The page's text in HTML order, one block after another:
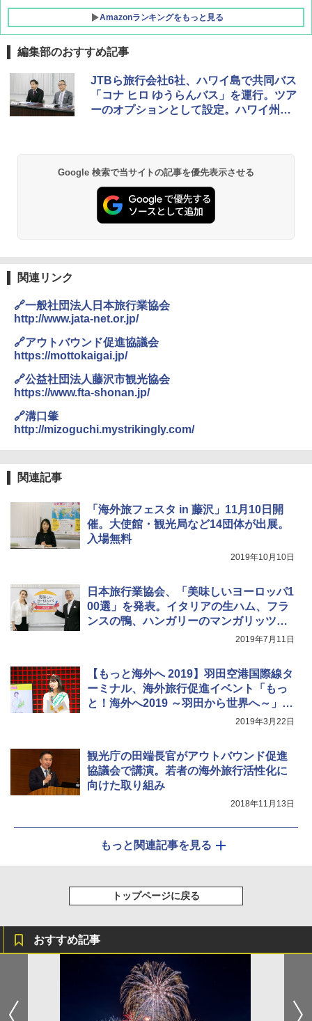
Amazonランキングをもっと見る
編集部のおすすめ記事
JTBら旅行会社6社、ハワイ島で共同バス
「コナ ヒロ ゆうらんバス」を運行。ツア
ーのオプションとして設定。ハワイ州観
Google 検索で当サイトの記事を優先表示させる
関連リンク
🔗一般社団法人日本旅行業協会
http://www.jata-net.or.jp/
🔗アウトバウンド促進協議会
https://mottokaigai.jp/
🔗公益社団法人藤沢市観光協会
https://www.fta-shonan.jp/
🔗溝口肇
http://mizoguchi.mystrikingly.com/
関連記事
「海外旅フェスタ in 藤沢」11月10日開
催。大使館・観光局など14団体が出展。
入場無料
2019年10月10日
日本旅行業協会、「美味しいヨーロッパ1
00選」を発表。イタリアの生ハム、フラ
ンスの鴨、ハンガリーのマンガリッツァ
豚などグルメ視点で旅をデザイン2019年7月11日
【もっと海外へ 2019】羽田空港国際線タ
ーミナル、海外旅行促進イベント「もっ
と！海外へ2019 ～羽田から世界へ～」開
2019年3月22日
観光庁の田端長官がアウトバウンド促進
協議会で講演。若者の海外旅行活性化に
向けた取り組み
2018年11月13日
もっと関連記事を見る
トップページに戻る
おすすめ記事